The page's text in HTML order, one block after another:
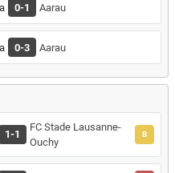
0-1 Aarau
0-3 Aarau
1-1
FC Stade Lausanne-
Ouchy
B